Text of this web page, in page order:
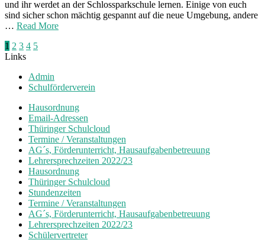
und ihr werdet an der Schlossparkschule lernen. Einige von euch
sind sicher schon mächtig gespannt auf die neue Umgebung, andere
… Read More
Seitennummerierung
der
Beiträge
1 2 3 4 5
Links
Admin
Schulförderverein
Hausordnung
Email-Adressen
Thüringer Schulcloud
Termine / Veranstaltungen
AG´s, Förderunterricht, Hausaufgabenbetreuung
Lehrersprechzeiten 2022/23
Hausordnung
Thüringer Schulcloud
Stundenzeiten
Termine / Veranstaltungen
AG´s, Förderunterricht, Hausaufgabenbetreuung
Lehrersprechzeiten 2022/23
Schülervertreter